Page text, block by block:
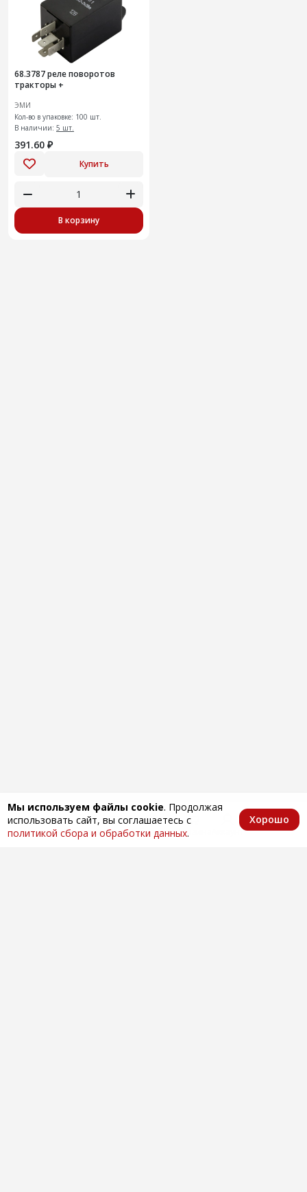
68.3787 реле поворотов
тракторы +
ЭМИ
Кол-во в упаковке: 100 шт.
В наличии: 5 шт.
391.60 ₽
Купить
В корзину
Мы используем файлы cookie. Продолжая
использовать сайт, вы соглашаетесь с
политикой сбора и обработки данных.
Хорошо
Главная КаталогИзбранноеКорзина Аккаунт